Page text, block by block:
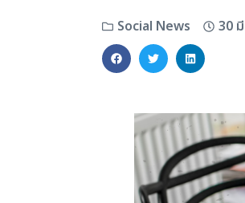
Social News 30